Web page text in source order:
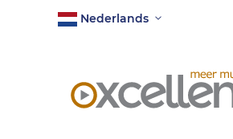
naarNederlands